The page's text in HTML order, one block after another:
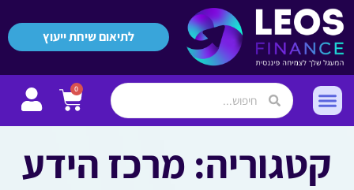
לתיאום שיחת ייעוץ
0
קטגוריה: מרכז הידע